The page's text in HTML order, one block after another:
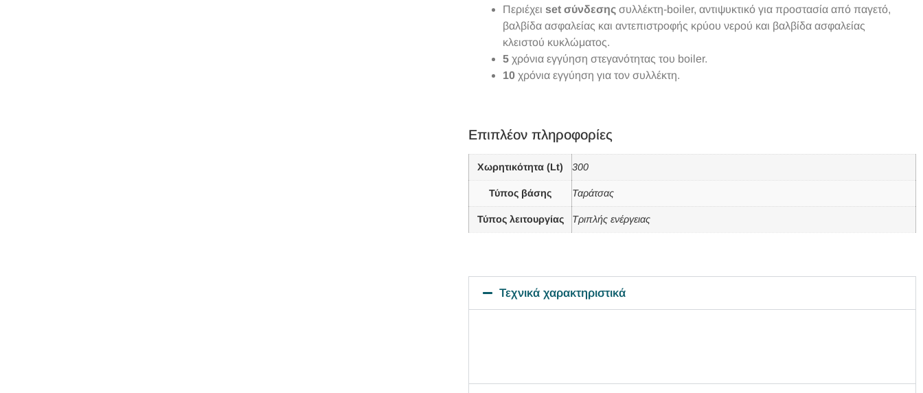
Περιέχει set σύνδεσης συλλέκτη-boiler, αντιψυκτικό για προστασία από παγετό,
βαλβίδα ασφαλείας και αντεπιστροφής κρύου νερού και βαλβίδα ασφαλείας
κλειστού κυκλώματος.
5 χρόνια εγγύηση στεγανότητας του boiler.
10 χρόνια εγγύηση για τον συλλέκτη.
Επιπλέον πληροφορίες
Χωρητικότητα (Lt) 300
Τύπος βάσης Ταράτσας
Τύπος λειτουργίας Τριπλής ενέργειας
Τεχνικά χαρακτηριστικά